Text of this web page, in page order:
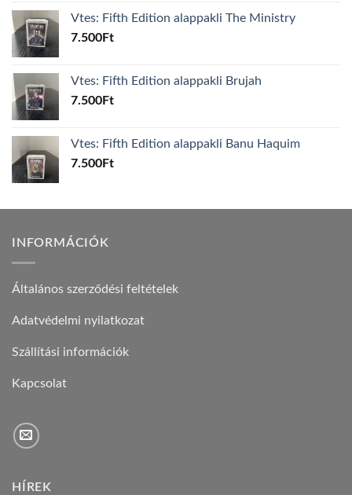
Vtes: Fifth Edition alappakli The Ministry
7.500Ft
Vtes: Fifth Edition alappakli Brujah
7.500Ft
Vtes: Fifth Edition alappakli Banu Haquim
7.500Ft
INFORMÁCIÓK
Általános szerződési feltételek
Adatvédelmi nyilatkozat
Szállítási információk
Kapcsolat
HÍREK